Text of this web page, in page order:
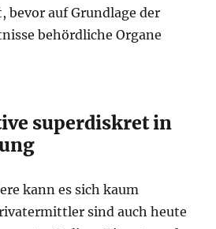
auf Grundlage der
behördliche Organe
superdiskret in
kann es sich kaum
sind auch heute